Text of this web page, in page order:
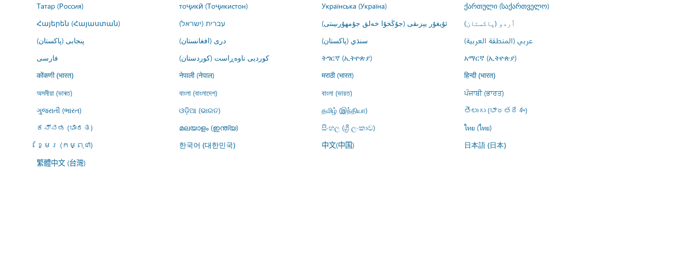
Татар (Россия)
тоҷикӣ (Тоҷикистон) Українська (Україна)
ქართული (საქართველო)
Հայերեն (Հայաստան)
עברית (ישראל) ئۇيغۇر يېزىقى (جۇڭخۇا خەلق جۇمھۇرىيىتى)
اُردو (پاکستان)
پنجابی (پاکستان)
درى (افغانستان) سنڌي (پاکستان)
عربي (المنطقة العربية)
فارسى
کوردیی ناوەڕاست (کوردستان) ትግርኛ (ኢትዮጵያ) አማርኛ (ኢትዮጵያ)
कोंकणी (भारत) नेपाली (नेपाल) मराठी (भारत) हिन्दी (भारत)
অসমীয়া (ভাৰত) বাংলা (বাংলাদেশ) বাংলা (ভারত)
ਪੰਜਾਬੀ (ਭਾਰਤ)
ગુજરાતી (ભારત)
ଓଡ଼ିଆ (ଭାରତ) தமிழ் (இந்தியா)
తెలుగు (భారతదేశం)
ಕನ್ನಡ (ಭಾರತ)
മലയാളം (ഇന്ത്യ) සිංහල (ශ්‍රී ලංකාව)
ไทย (ไทย)
ខ្មែរ (កម្ពុជា)
한국어 (대한민국) 中文(中国) 日本語 (日本)
繁體中文 (台灣)